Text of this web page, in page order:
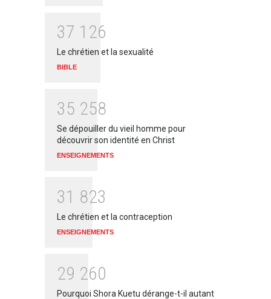
37 1 26
Le chrétien et la sexualité
BIBLE
35 258
Se dépouiller du vieil homme pour
découvrir son identité en Christ
ENSEIGNEMENTS
31 823
Le chrétien et la contraception
ENSEIGNEMENTS
29 260
Pourquoi Shora Kuetu dérange-t-il autant